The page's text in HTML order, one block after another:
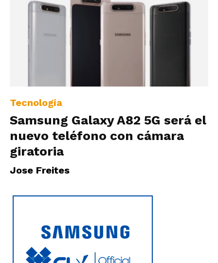
Ultima
Tecnología
Samsung Galaxy A82 5G será el
nuevo teléfono con cámara
giratoria
Jose Freites